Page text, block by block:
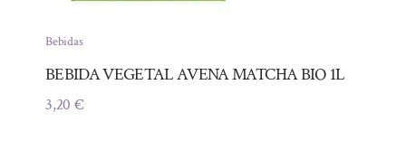
Bebidas
BEBIDA VEGETAL AVENA MATCHA BIO 1L
3,20€